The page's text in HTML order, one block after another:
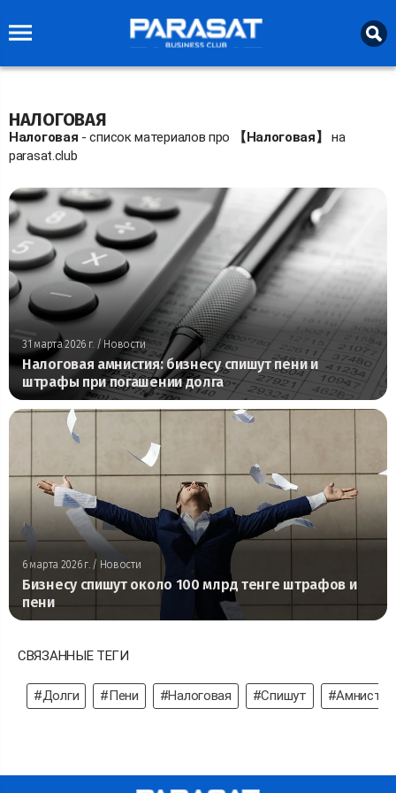
НАЛОГОВАЯ
Налоговая - список материалов про 【Налоговая】
на
parasat.club
31 марта 2026 г. / Новости
Налоговая амнистия: бизнесу спишут пени и
штрафы при погашении долга
6 марта 2026 г./ Новости
Бизнесу спишут около 100 млрд тенге штрафов и
пени
СВЯЗАННЫЕ ТЕГИ
#Долги #Пени #Налоговая #Спишут #Амнистия